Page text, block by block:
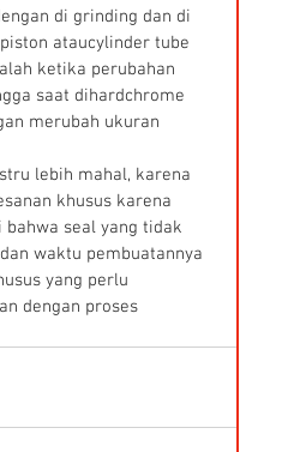
di grinding dan di
ataucylinder tube
ketika perubahan
saat dihardchrome
merubah ukuran
lebih mahal, karena
khusus karena
seal yang tidak
waktu pembuatannya
yang perlu
dengan proses